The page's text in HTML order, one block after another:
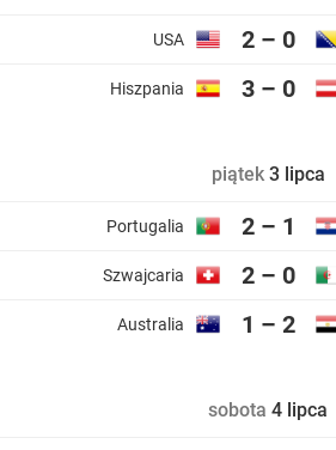
USA 2 – 0
Hiszpania 3 – 0
piątek3 lipca
Portugalia 2 – 1
Szwajcaria 2 – 0
Australia 1 – 2
sobota 4 lipca